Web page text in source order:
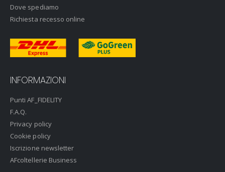
Dove spediamo
Richiesta recesso online
INFORMAZIONI
Punti AF_FIDELITY
F.A.Q.
Privacy policy
Cookie policy
Iscrizione newsletter
AFcoltellerie Business